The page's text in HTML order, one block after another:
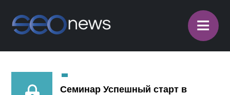
≡
Семинар Успешный старт в